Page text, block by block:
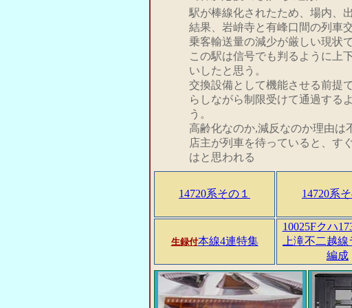
駅が棒線化されたため、場内、
結果、岩峅寺と有峰口間の列車
乗客輸送量の減少が厳しい現状
この駅は信号でも判るように上
いしたと思う。
交換設備として機能させる前提
らしながら制限受けて通過する
う。
高齢化なのか,減反なのか理由は
店主が列車を待っていると、す
はと思われる
14720系その１ 14720系
生録付本線4連特集
10025Fクハ
上滝不二越線
編成